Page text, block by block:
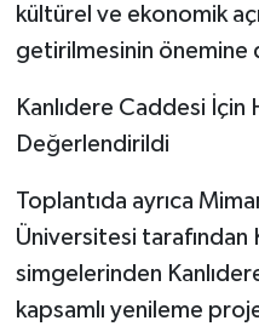
kültürel ve ekonomik
getirilmesinin önemine
Kanlıdere Caddesi İçin
Değerlendirildi
Toplantıda ayrıca
Üniversitesi tarafından
simgelerinden
kapsamlı yenileme